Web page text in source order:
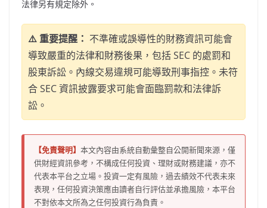
法律另有規定除外。
⚠️ 重要提醒： 不準確或誤導性的財務資訊可能會
導致嚴重的法律和財務後果，包括 SEC 的處罰和
股東訴訟。內線交易違規可能導致刑事指控。未符
合 SEC 資訊披露要求可能會面臨罰款和法律訴
訟。
【免責聲明】 本文內容由系統自動彙整自公開新聞來源，僅
供財經資訊參考，不構成任何投資、理財或財務建議，亦不
代表本平台之立場。投資一定有風險，過去績效不代表未來
表現，任何投資決策應由讀者自行評估並承擔風險，本平台
不對依本文所為之任何投資行為負責。